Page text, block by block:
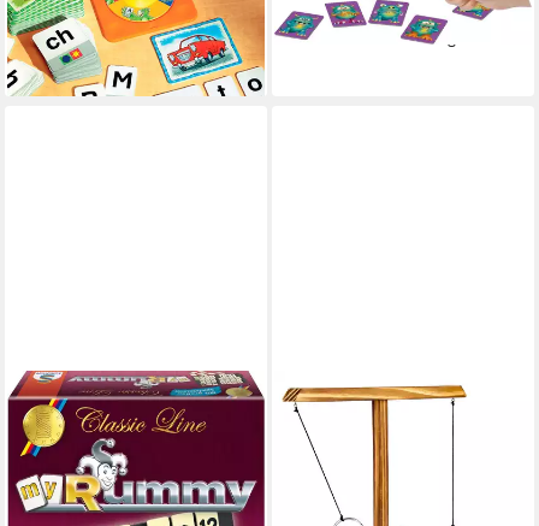
ab 24,29 € UVP26,99 €
-10%
lieferbar - in 2-3 Werktagen bei dir
-52%
lieferbar - in 1-2 Werktagen bei dir